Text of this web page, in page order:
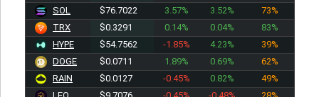
SOL
$76.7022 3.57% 3.52%
73%
TRX
$0.3291 0.14% 0.04%
83%
HYPE
$54.7562 -1.85% 4.23%
39%
DOGE
$0.0711 1.89% 0.69%
62%
RAIN
$0.0127 -0.45% 0.82%
49%